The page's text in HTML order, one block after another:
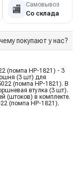
🏬 Самовывоз
Со склада
покупают у нас?
(помпа HP-1821) - 3
(3 шт) для
(помпа HP-1821). В
втулка (3 шт).
(штоков) в комплекте.
(помпа HP-1821).